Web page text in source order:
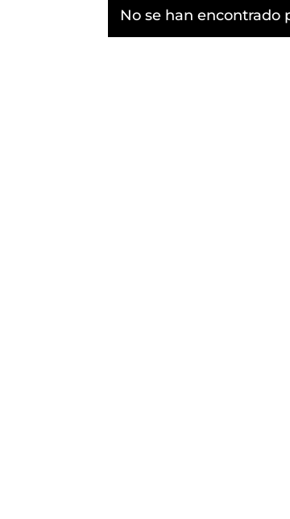
No se han encontrado